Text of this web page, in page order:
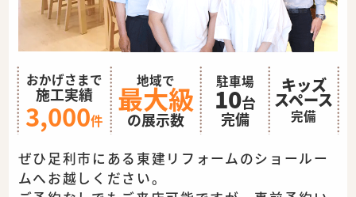
おかげさまで
施工実績
3,000件
地域で
最大級
の展示数
駐車場
10台
完備
キッズ
スペース
完備
ぜひ足利市にある東建リフォームのショールー
ムへお越しください。